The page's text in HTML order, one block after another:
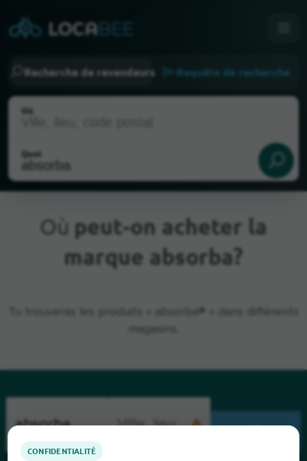
Recherche de revendeurs Requête de recherche
Où
Quoi
Emplacement actuel
Où peut-on acheter la
marque absorba?
Tu trouveras les produits « absorba® » dans différents
CONFIDENTIALITÉ